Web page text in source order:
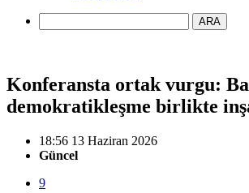
ARA
Konferansta ortak vurgu:
demokratikleşme birlikte
18:56 13 Haziran 2026
Güncel
9